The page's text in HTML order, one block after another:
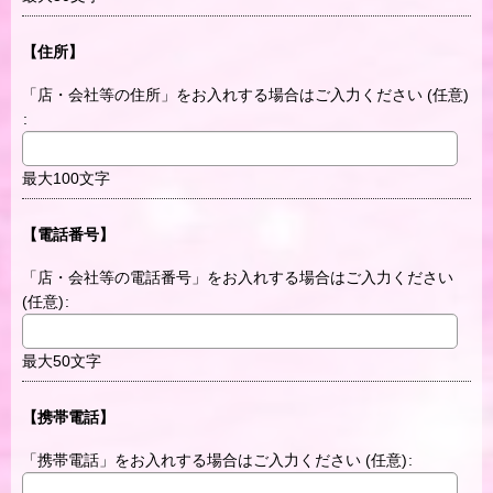
【住所】
「店・会社等の住所」をお入れする場合はご入力ください (任意)
:
最大100文字
【電話番号】
「店・会社等の電話番号」をお入れする場合はご入力ください
(任意):
最大50文字
【携帯電話】
「携帯電話」をお入れする場合はご入力ください (任意):